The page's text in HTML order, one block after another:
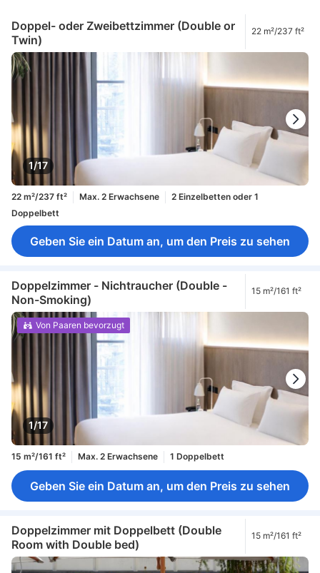
Doppel- oder Zweibettzimmer (Double or
Twin)
22 m²/237 ft²
1/17
22 m²/237 ft² Max. 2 Erwachsene
2 Einzelbetten oder 1
Doppelbett
Geben Sie ein Datum an, um den Preis zu sehen
Doppelzimmer - Nichtraucher (Double -
Non-Smoking)
15 m²/161 ft²
1/17
Von Paaren bevorzugt
15 m²/161 ft² Max. 2 Erwachsene 1 Doppelbett
Geben Sie ein Datum an, um den Preis zu sehen
Doppelzimmer mit Doppelbett (Double
Room with Double bed)
15 m²/161 ft²